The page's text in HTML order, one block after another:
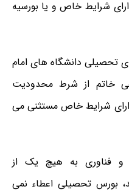
محل دارای شرایط خاص و یا بورسیه
تحصیلی دانشگاه های امام
خاتم از شرط محدودیت
شرایط خاص مستثنی می
و فناوری به هیچ یک از
بورس تحصیلی اعطاء نمی